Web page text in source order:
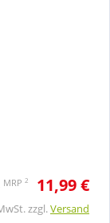
MRP 2 11,99 €
zzgl.Versand